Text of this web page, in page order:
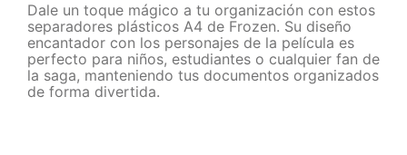
Dale un toque mágico a tu organización con estos
separadores plásticos A4 de Frozen. Su diseño
encantador con los personajes de la película es
perfecto para niños, estudiantes o cualquier fan de
la saga, manteniendo tus documentos organizados
de forma divertida.